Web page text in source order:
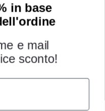
in base
e mail
sconto!